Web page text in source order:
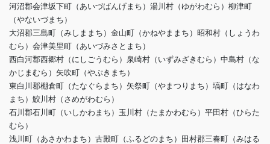
河沼郡会津坂下町（あいづばんげまち）湯川村（ゆがわむら）柳津町
（やないづまち）
大沼郡三島町（みしままち）金山町（かねやままち）昭和村（しょうわ
むら）会津美里町（あいづみさとまち）
西白河郡西郷村（にしごうむら）泉崎村（いずみざきむら）中島村（な
かじまむら）矢吹町（やぶきまち）
東白川郡棚倉町（たなぐらまち）矢祭町（やまつりまち）塙町（はなわ
まち）鮫川村（さめがわむら）
石川郡石川町（いしかわまち）玉川村（たまかわむら）平田村（ひらた
むら）
浅川町（あさかわまち）古殿町（ふるどのまち）田村郡三春町（みはる